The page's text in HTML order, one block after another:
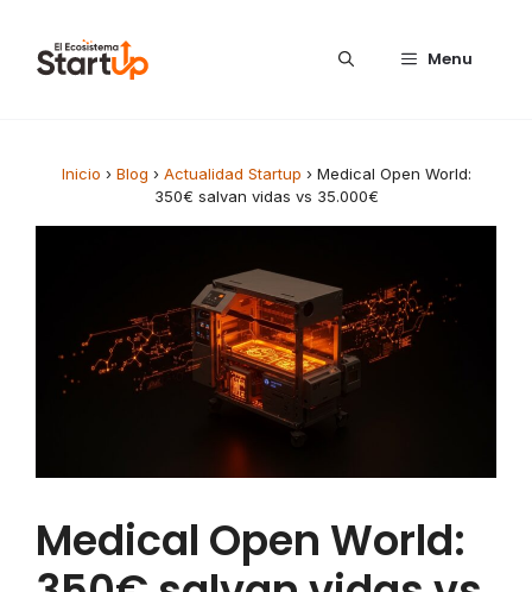
Menu
Inicio › Blog › Actualidad Startup › Medical Open World:
350€ salvan vidas vs 35.000€
Medical Open World: